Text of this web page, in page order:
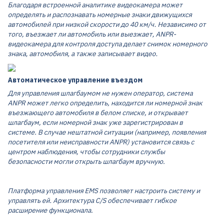
Благодаря встроенной аналитике видеокамера может
определять и распознавать номерные знаки движущихся
автомобилей при низкой скорости до 40 км/ч. Независимо от
того, въезжает ли автомобиль или выезжает, ANPR-
видеокамера для контроля доступа делает снимок номерного
знака, автомобиля, а также записывает видео.
Автоматическое управление въездом
Для управления шлагбаумом не нужен оператор, система
ANPR может легко определить, находится ли номерной знак
въезжающего автомобиля в белом списке, и открывает
шлагбаум, если номерной знак уже зарегистрирован в
системе. В случае нештатной ситуации (например, появления
посетителя или неисправности ANPR) установится связь с
центром наблюдения, чтобы сотрудники службы
безопасности могли открыть шлагбаум вручную.
Платформа управления EMS позволяет настроить систему и
управлять ей. Архитектура C/S обеспечивает гибкое
расширение функционала.